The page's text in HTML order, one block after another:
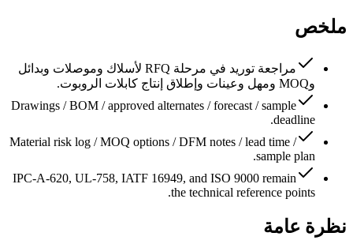
ملخص
مراجعة توريد في مرحلة RFQ لأسلاك وموصلات وبدائل
وMOQ ومهل وعينات وإطلاق إنتاج كابلات الروبوت.
Drawings / BOM / approved alternates / forecast / sample
deadline.
Material risk log / MOQ options / DFM notes / lead time /
sample plan.
IPC-A-620, UL-758, IATF 16949, and ISO 9000 remain
the technical reference points.
نظرة عامة